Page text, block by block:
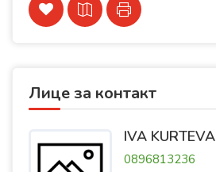
Лице за контакт
IVA KURTEVA
0896813236